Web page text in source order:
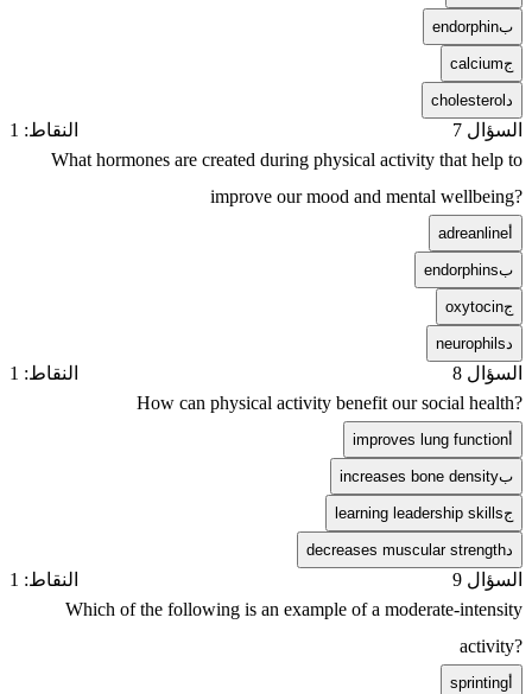
بendorphin
جcalcium
cholesterol
السؤال 7
النقاط: 1
What hormones are created during physical activity that help to
improve our mood and mental wellbeing?
adreanline
بendorphins
جoxytocin
neurophils
السؤال 8
النقاط: 1
How can physical activity benefit our social health?
improves lung function
بincreases bone density
جlearning leadership skills
decreases muscular strength
السؤال 9
النقاط: 1
Which of the following is an example of a moderate-intensity
activity?
sprinting